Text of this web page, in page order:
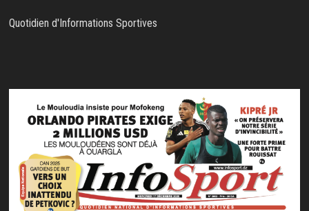
Quotidien d'Informations Sportives